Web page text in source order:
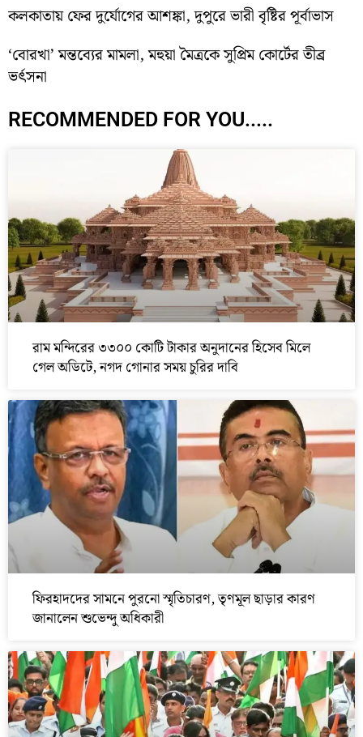
কলকাতায় ফের দুর্যোগের আশঙ্কা, দুপুরে ভারী বৃষ্টির পূর্বাভাস
‘বোরখা’ মন্তব্যের মামলা, মহুয়া মৈত্রকে সুপ্রিম কোর্টের তীব্র
ভর্ৎসনা
RECOMMENDED FOR YOU.....
রাম মন্দিরের ৩৩০০ কোটি টাকার অনুদানের হিসেব মিলে
গেল অডিটে, নগদ গোনার সময় চুরির দাবি
ফিরহাদদের সামনে পুরনো স্মৃতিচারণ, তৃণমূল ছাড়ার কারণ
জানালেন শুভেন্দু অধিকারী